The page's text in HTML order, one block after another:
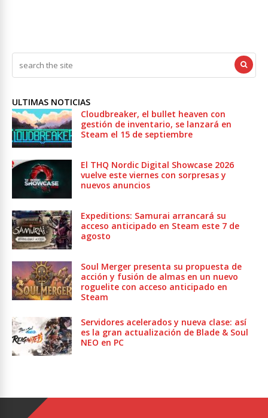
ULTIMAS NOTICIAS
Cloudbreaker, el bullet heaven con
gestión de inventario, se lanzará en
Steam el 15 de septiembre
El THQ Nordic Digital Showcase 2026
vuelve este viernes con sorpresas y
nuevos anuncios
Expeditions: Samurai arrancará su
acceso anticipado en Steam este 7 de
agosto
Soul Merger presenta su propuesta de
acción y fusión de almas en un nuevo
roguelite con acceso anticipado en
Steam
Servidores acelerados y nueva clase: así
es la gran actualización de Blade & Soul
NEO en PC